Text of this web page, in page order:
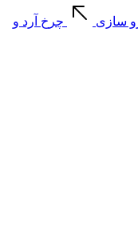
سازی چرخ آرد و